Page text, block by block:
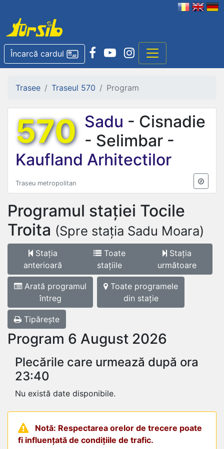
Încarcă cardul
Trasee Traseul 570 Program
570 Sadu - Cisnadie
- Selimbar -
Kaufland Arhitectilor
Traseu metropolitan
Programul stației Tocile
Troita (Spre stația Sadu Moara)
Stația
anterioară
Toate
stațiile
Stația
următoare
Arată programul
întreg
Toate programele
din stație
Tipărește
Program 6 August 2026
Plecările care urmează după ora
23:40
Nu există date disponibile.
Notă: Respectarea orelor de trecere poate
fi influențată de condițiile de trafic.